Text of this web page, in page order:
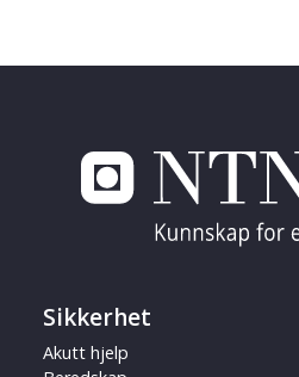
Sikkerhet
Akutt hjelp